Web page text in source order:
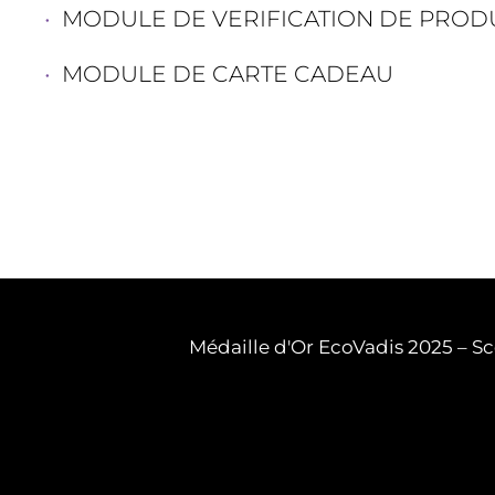
MODULE DE VERIFICATION DE
MODULE DE CARTE CADEAU
Médaille d'Or EcoVadis 2025 –